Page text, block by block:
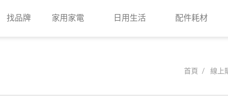
找品牌 家用家電 日用生活 配件耗材
首頁 線上